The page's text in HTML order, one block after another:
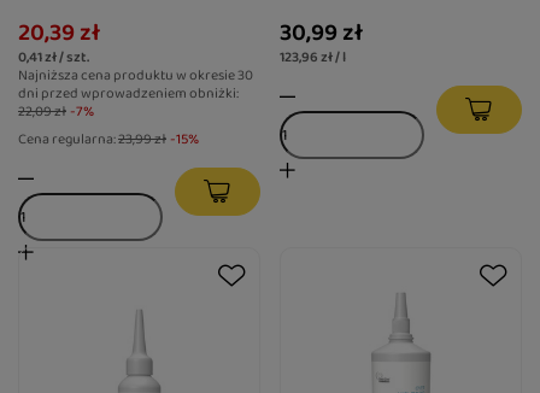
20,39 zł
0,41 zł / szt.
Najniższa cena produktu w okresie 30
dni przed wprowadzeniem obniżki:
22,09 zł -7%
Cena regularna:23,99 zł -15%
30,99 zł
123,96 zł / l